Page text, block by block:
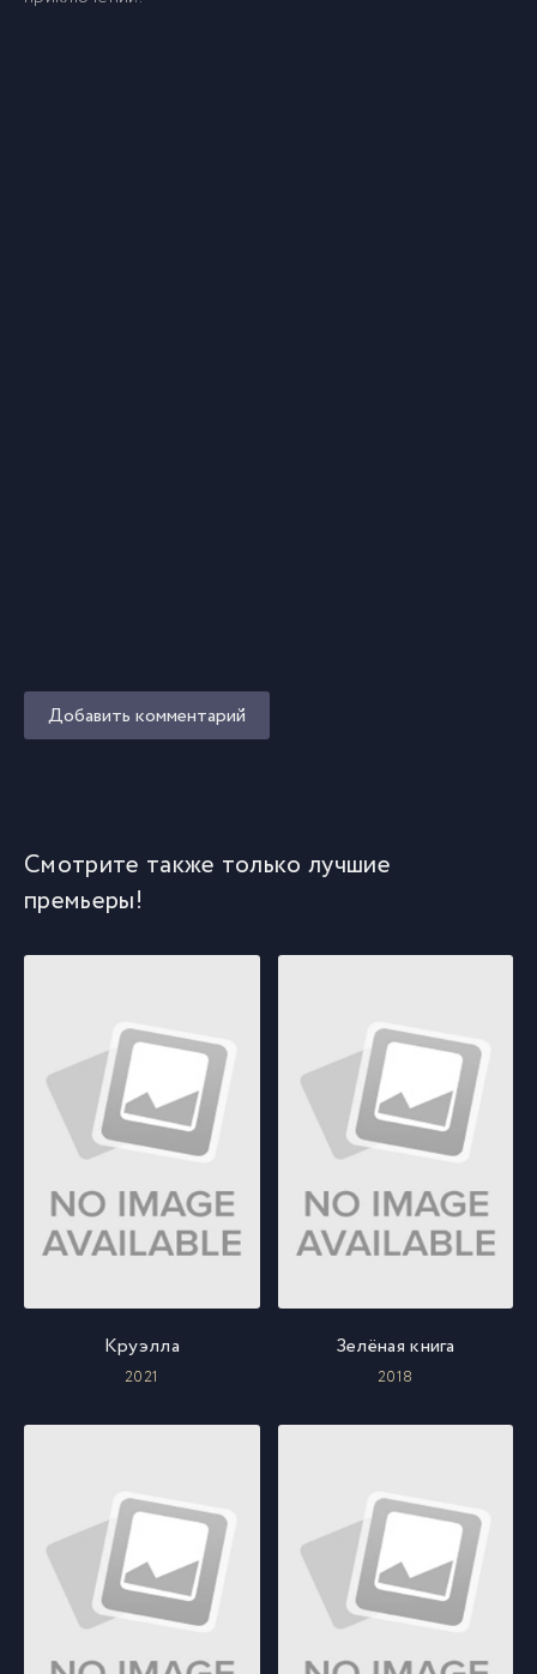
Добавить комментарий
Смотрите также только лучшие
премьеры!
Круэлла
2021
Зелёная книга
2018